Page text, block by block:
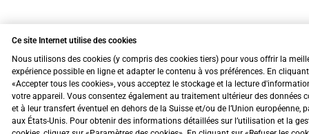
Ce site Internet utilise des cookies
Nous utilisons des cookies (y compris des cookies tiers) pour vous offrir la
expérience possible en ligne et adapter le contenu à vos préférences. En
«Accepter tous les cookies», vous acceptez le stockage et la lecture
votre appareil. Vous consentez également au traitement ultérieur des données
et à leur transfert éventuel en dehors de la Suisse et/ou de l’Union européenne,
aux États-Unis. Pour obtenir des informations détaillées sur l’utilisation et la